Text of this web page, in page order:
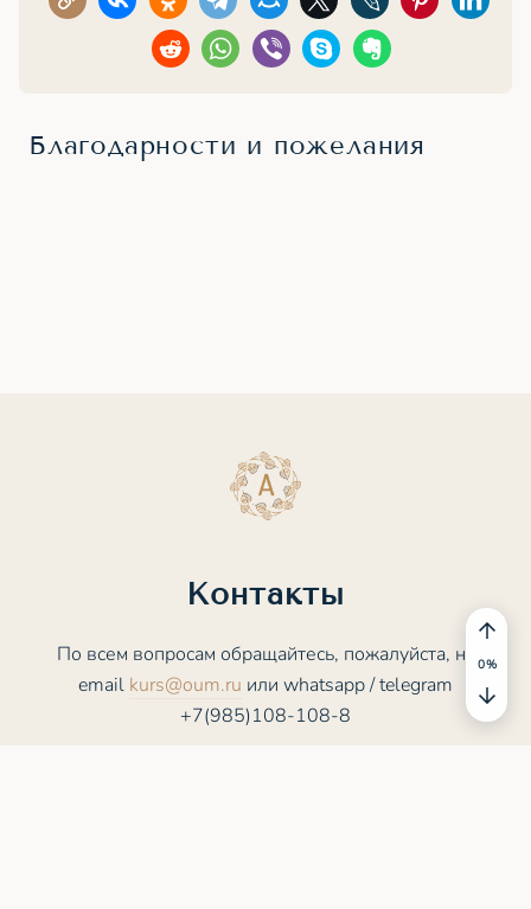
Благодарности и пожелания
Контакты
По всем вопросам обращайтесь, пожалуйста, на
email kurs@oum.ru или whatsapp / telegram
+7(985)108-108-8